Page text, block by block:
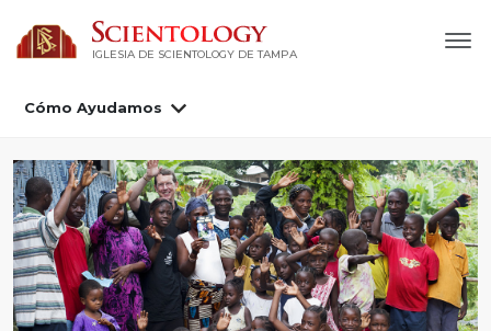
IGLESIA DE SCIENTOLOGY DE TAMPA
Cómo Ayudamos